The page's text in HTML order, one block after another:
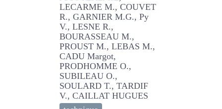
JOST JEREMIE, LECARME M.,
COUVET R., GARNIER M.G.,
Py V., LESNE R.,
BOURASSEAU M., PROUST
M., LEBAS M., CADU Margot,
PRODHOMME O., SUBILEAU
O., SOULARD T., TARDIF V.,
CAILLAT HUGUES
technique